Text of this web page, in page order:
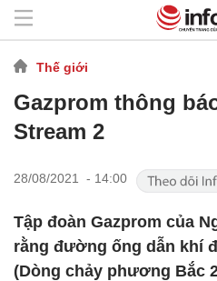
Thế giới
Gazprom thông
Stream 2
28/08/2021 - 14:00
Tập đoàn Gazprom của
rằng đường ống dẫn khí
(Dòng chảy phương Bắc